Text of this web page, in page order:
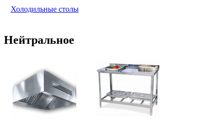
Холодильные столы
Нейтральное